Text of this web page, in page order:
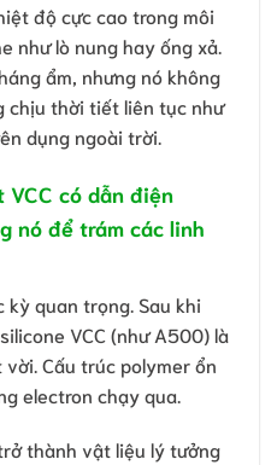
độ cực cao trong môi
như lò nung hay ống xả.
ẩm, nhưng nó không
chịu thời tiết liên tục như
dụng ngoài trời.
có dẫn điện
nó để trám các linh
quan trọng. Sau khi
VCC (như A500) là
Cấu trúc polymer ổn
electron chạy qua.
thành vật liệu lý tưởng